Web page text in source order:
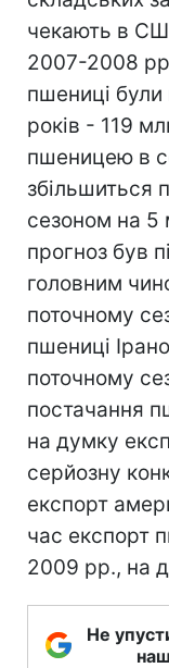
чекають в
2007-2008 рр.
пшениці були
років - 119
пшеницею в
збільшиться
сезоном на 5
прогноз був
головним
поточному
пшениці
поточному
постачання
на думку
серйозну
експорт
час експорт
2009 рр., на
Не